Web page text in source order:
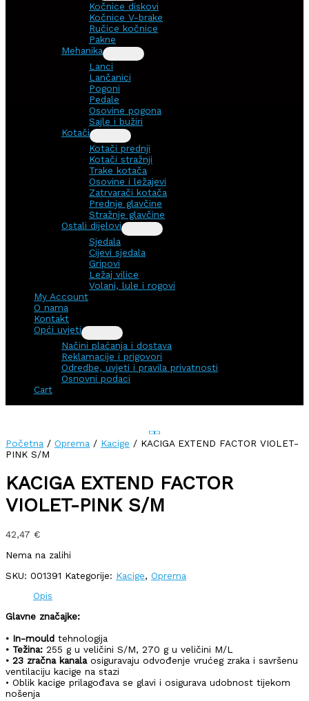
Kočnice diskovi
Kočnice V-brake
Ručice kočnice
Pakne
Mehanika
Lanci
Lančanici
Pogoni
Pedale
Osovine pogona
Sajle i bužiri
Kotači
Kotači prednji
Kotači stražnji
Trake kotača
Osovine i ležajevi
Zatrvarači kotača
Prednje glavčine
Stražnje glavčine
Ostali dijelovi
Sjedala
Cijevi sjedala
Gripovi
Ležaj vilice
Volani, lule i rogovi
My Account
O nama
Kontakt
Opći uvjeti
Načini plaćanja i dostava
Reklamacije i prigovori
Odredbe, uvjeti i pravila privatnosti
Osnovni podaci
Cart
Početna / Oprema / Kacige / KACIGA EXTEND FACTOR VIOLET-
PINK S/M
KACIGA EXTEND FACTOR
VIOLET-PINK S/M
42,47 €
Nema na zalihi
SKU: 001391 Kategorije: Kacige, Oprema
Opis
Glavne značajke:
• In-mould tehnologija
• Težina: 255 g u veličini S/M, 270 g u veličini M/L
• 23 zračna kanalaosiguravaju odvođenje vrućeg zraka i savršenu
ventilaciju kacige na stazi
• Oblik kacige prilagođava se glavi i osigurava udobnost tijekom
nošenja